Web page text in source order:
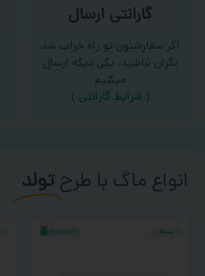
گارانتی ارسال
اگر سفارشتون تو راه خراب شد
نگران نباشید، یکی دیگه ارسال
میکنیم
( شرایط گارانتی )
انواع ماگ با طرحتولد